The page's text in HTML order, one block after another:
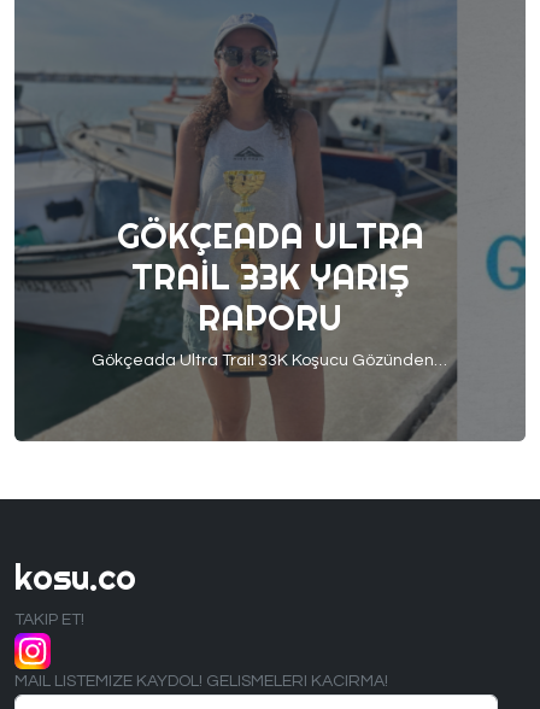
GÖKÇEADA ULTRA
TRAIL 33K YARIŞ
RAPORU
Gökçeada Ultra Trail 33K Koşucu Gözünden Yarış Raporu 6-8 Eylül’de Gökçeada’da harika bir ultra trail yarışı gerçekleşti.Koşanlar bunu zaten çok iyi biliyorken koşmayanlar için de önümüzdeki dönemlere hazırlık olması adına koşucumuz ve aynı zamanda 33km’nin genel
kosu.co
TAKIP ET!
MAIL LISTEMIZE KAYDOL! GELISMELERI KACIRMA!